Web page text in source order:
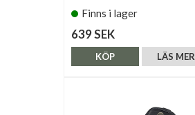
Finns i lager
639 SEK
LÄS MER
KÖP